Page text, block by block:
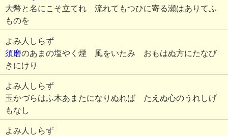
大幣と名にこそ立てれ 流れてもつひに寄る瀬はありてふ
ものを
よみ人しらず
須磨のあまの塩やく煙 風をいたみ おもはぬ方にたなび
きにけり
よみ人しらず
玉かづらはふ木あまたになりぬれば たえぬ心のうれしげ
もなし
よみ人しらず